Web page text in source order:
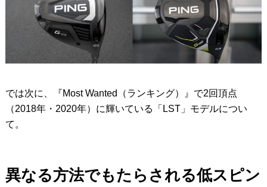
では次に、『Most Wanted（ランキング）』で2回頂点
（2018年・2020年）に輝いている「LST」モデルについ
て。
異なる方法でもたらされる低スピン